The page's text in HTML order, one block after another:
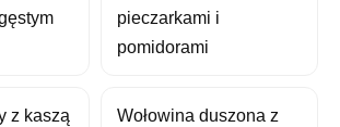
pieczarkami i
pomidorami
z kaszą
Wołowina duszona z